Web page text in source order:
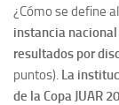
¿Cómo se define
instancia
resultados por
puntos). La
de la Copa JUAR